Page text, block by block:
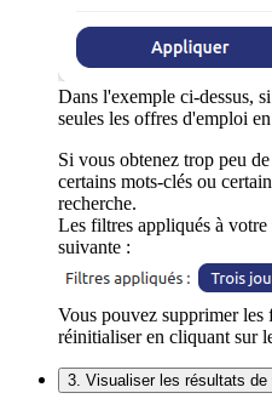
Dans l'exemple ci-dessus,
seules les offres d'emploi
Si vous obtenez trop peu
certains mots-clés ou
recherche.
Les filtres appliqués à votre
suivante :
Vous pouvez supprimer
réinitialiser en cliquant sur
3. Visualiser les résultats de